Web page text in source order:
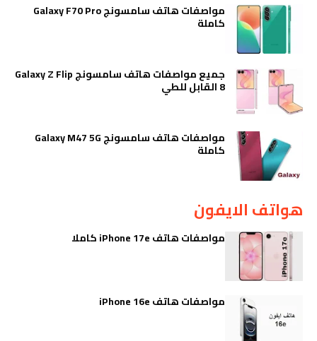
مواصفات هاتف سامسونج Galaxy F70 Pro
كاملة
جميع مواصفات هاتف سامسونج Galaxy Z Flip
8 القابل للطي
مواصفات هاتف سامسونج Galaxy M47 5G
كاملة
هواتف الايفون
مواصفات هاتف iPhone 17e كاملا
مواصفات هاتف iPhone 16e